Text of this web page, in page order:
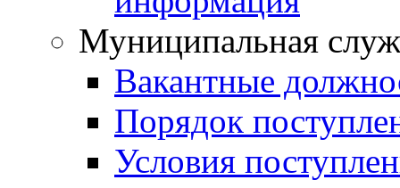
Муниципальная
Вакантные
Порядок
Условия